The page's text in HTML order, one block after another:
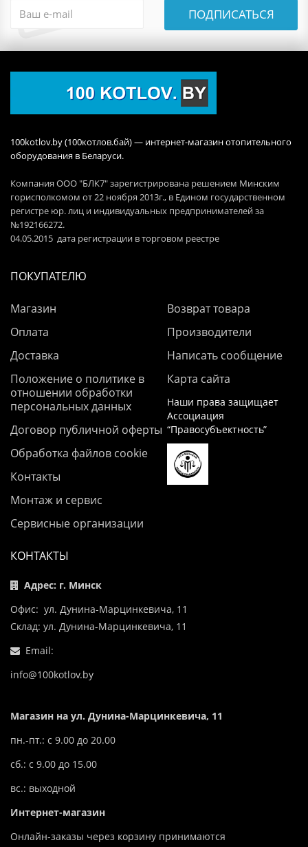
ПОДПИСАТЬСЯ
100kotlov.by (100котлов.бай) — интернет-магазин отопительного
оборудования в Беларуси.
Компания ООО "БЛК7" зарегистрирована решением Минским
горисполкомом от 22 ноября 2013г., в Едином государственном
регистре юр. лиц и индивидуальных предпринимателей за
№192166272.
04.05.2015 дата регистрации в торговом реестре
ПОКУПАТЕЛЮ
Магазин
Оплата
Доставка
Положение о политике в
отношении обработки
персональных данных
Договор публичной оферты
Обработка файлов cookie
Контакты
Монтаж и сервис
Сервисные организации
Возврат товара
Производители
Написать сообщение
Карта сайта
Наши права защищает
Ассоциация
“Правосубъектность”
КОНТАКТЫ
Адрес: г. Минск
Офис: ул. Дунина-Марцинкевича, 11
Склад: ул. Дунина-Марцинкевича, 11
Email:
info@100kotlov.by
Магазин на ул. Дунина-Марцинкевича, 11
пн.-пт.: с 9.00 до 20.00
сб.: с 9.00 до 15.00
вс.: выходной
Интернет-магазин
Онлайн-заказы через корзину принимаются